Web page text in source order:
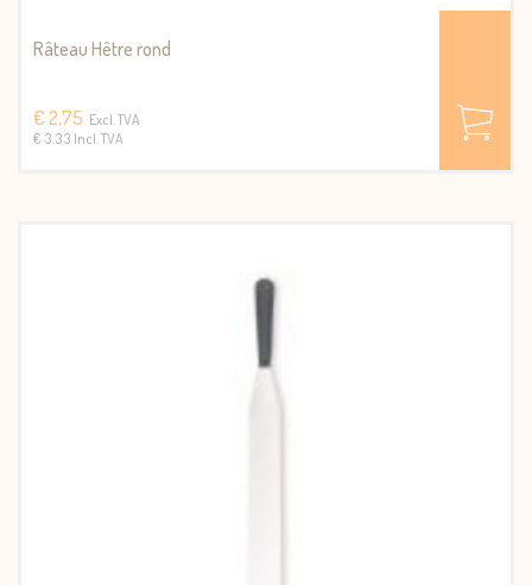
Râteau Hêtre rond
€ 2,75 Excl. TVA
€ 3.33 Incl. TVA